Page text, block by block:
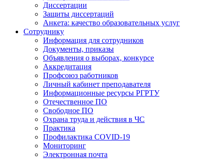
Диссертации
Защиты диссертаций
Анкета: качество образовательных услуг
Сотруднику
Информация для сотрудников
Документы, приказы
Объявления о выборах, конкурсе
Аккредитация
Профсоюз работников
Личный кабинет преподавателя
Информационные ресурсы РГРТУ
Отечественное ПО
Свободное ПО
Охрана труда и действия в ЧС
Практика
Профилактика COVID-19
Мониторинг
Электронная почта